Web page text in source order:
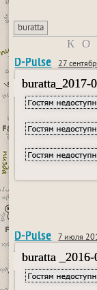
buratta
D-Pulse 27
buratta_2017-
D-Pulse 7 июля
buratta